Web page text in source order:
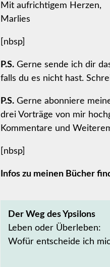
Mit aufrichtigem Herzen,
Marlies
[nbsp]
P.S. Gerne sende ich dir
falls du es nicht hast.
P.S. Gerne abonniere
drei Vorträge von mir
Kommentare und
[nbsp]
Infos zu meinen Bücher
Der Weg des Ypsilons
Leben oder Überleben:
Wofür entscheide ich